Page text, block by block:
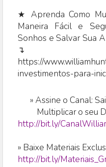
★ Aprenda Como
Maneira Fácil e
Sonhos e Salvar Sua
↴
https://
investimentos-para-
»Assine o Canal:
Multiplicar o seu
http://bit.ly/
» Baixe Materiais
http://bit.ly/